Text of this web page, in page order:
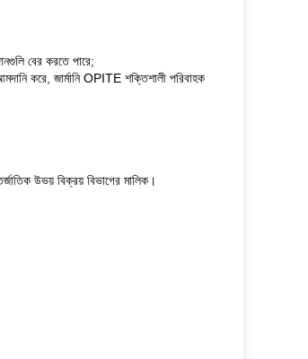
বের করতে পারে;
করে, জার্মানি OPITE শক্তিশালী পরিবাহক
উভয় বিক্রয় বিভাগের মালিক।